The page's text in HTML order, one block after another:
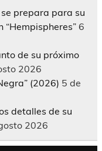
prepara para su
“Hempispheres” 6
de su próximo
2026
(2026) 5 de
detalles de su
2026